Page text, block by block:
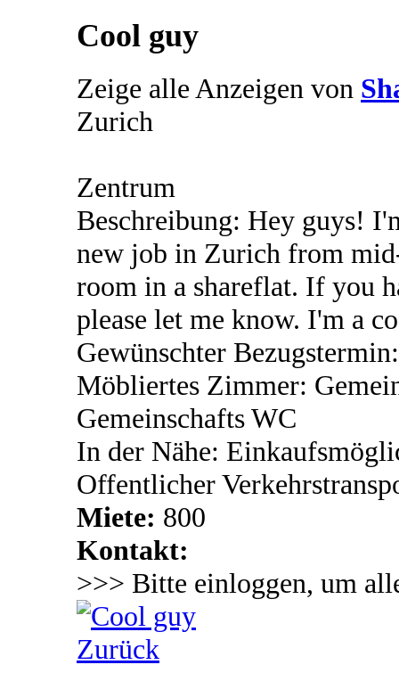
Cool guy
Zeige alle Anzeigen von
Zurich
Zentrum
Beschreibung: Hey guys!
new job in Zurich from
room in a shareflat. If you
please let me know. I'm a
Gewünschter
Möbliertes Zimmer:
Gemeinschafts WC
In der Nähe:
Offentlicher
Miete: 800
Kontakt:
>>> Bitte einloggen, um
Zurück